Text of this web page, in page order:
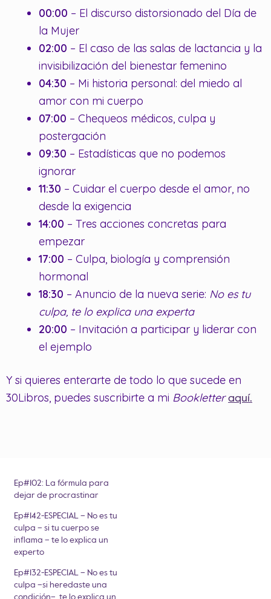
00:00 – El discurso distorsionado del Día de
la Mujer
02:00 – El caso de las salas de lactancia y la
invisibilización del bienestar femenino
04:30 – Mi historia personal: del miedo al
amor con mi cuerpo
07:00 – Chequeos médicos, culpa y
postergación
09:30 – Estadísticas que no podemos
ignorar
11:30 – Cuidar el cuerpo desde el amor, no
desde la exigencia
14:00 – Tres acciones concretas para
empezar
17:00 – Culpa, biología y comprensión
hormonal
18:30 – Anuncio de la nueva serie: No es tu
culpa, te lo explica una experta
20:00 – Invitación a participar y liderar con
el ejemplo
Y si quieres enterarte de todo lo que sucede en
30Libros, puedes suscribirte a mi Bookletter aquí.
Ep#102: La fórmula para
dejar de procrastinar
Ep#142-ESPECIAL – No es tu
culpa – si tu cuerpo se
inflama – te lo explica un
experto
Ep#132-ESPECIAL – No es tu
culpa –si heredaste una
condición– te lo explica un